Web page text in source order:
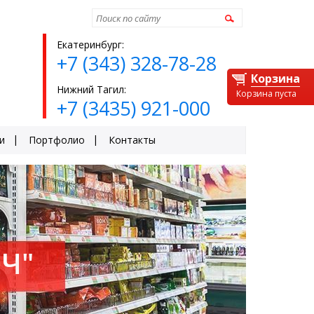
Екатеринбург:
+7 (343) 328-78-28
Нижний Тагил:
+7 (3435) 921-000
Портфолио Контакты
Корзина
Корзина пуста